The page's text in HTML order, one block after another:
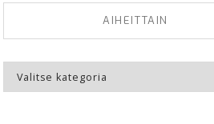
AIHEITTAIN
Aiheittain